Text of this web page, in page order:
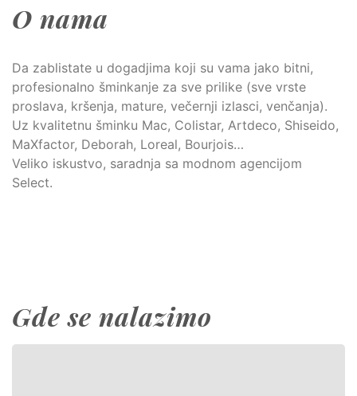
O nama
Da zablistate u dogadjima koji su vama jako bitni,
profesionalno šminkanje za sve prilike (sve vrste
proslava, kršenja, mature, večernji izlasci, venčanja).
Uz kvalitetnu šminku Mac, Colistar, Artdeco, Shiseido,
MaXfactor, Deborah, Loreal, Bourjois…
Veliko iskustvo, saradnja sa modnom agencijom
Select.
Gde se nalazimo